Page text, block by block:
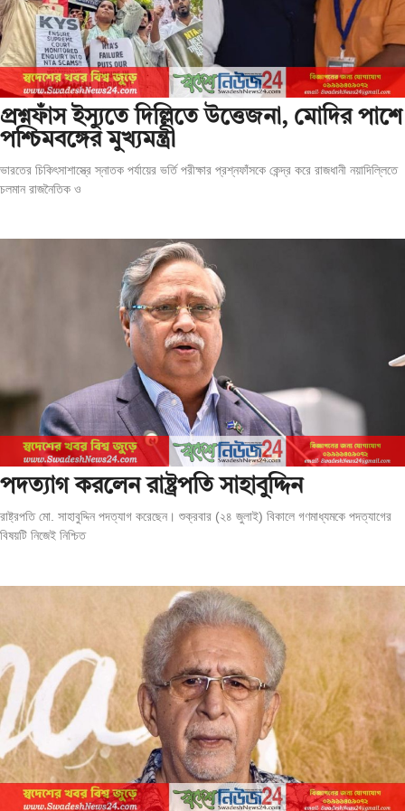
প্রশ্নফাঁস ইস্যুতে দিল্লিতে উত্তেজনা, মোদির পাশে
পশ্চিমবঙ্গের মুখ্যমন্ত্রী
ভারতের চিকিৎসাশাস্ত্রে স্নাতক পর্যায়ের ভর্তি পরীক্ষার প্রশ্নফাঁসকে কেন্দ্র করে রাজধানী নয়াদিল্লিতে
চলমান রাজনৈতিক ও
পদত্যাগ করলেন রাষ্ট্রপতি সাহাবুদ্দিন
রাষ্ট্রপতি মো. সাহাবুদ্দিন পদত্যাগ করেছেন। শুক্রবার (২৪ জুলাই) বিকালে গণমাধ্যমকে পদত্যাগের
বিষয়টি নিজেই নিশ্চিত